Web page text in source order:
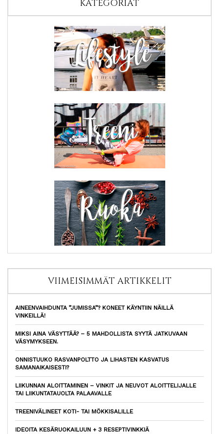
KATEGORIAT
VIIMEISIMMÄT ARTIKKELIT
AINEENVAIHDUNTA ”JUMISSA”? KONEET KÄYNTIIN NÄILLÄ
VINKEILLÄ!
MIKSI AINA VÄSYTTÄÄ? – 5 MAHDOLLISTA SYYTÄ JATKUVAAN
VÄSYMYKSEEN.
ONNISTUUKO RASVANPOLTTO JA LIHASTEN KASVATUS
SAMANAIKAISESTI?
LIIKUNNAN ALOITTAMINEN – VINKIT JA NEUVOT ALOITTELIJALLE
TAI LIIKUNTATAUOLTA PALAAVALLE
TREENIVÄLINEET KOTI- TAI MÖKKISALILLE
IDEOITA KESÄRUOKAILUUN + 3 RESEPTIVINKKIÄ